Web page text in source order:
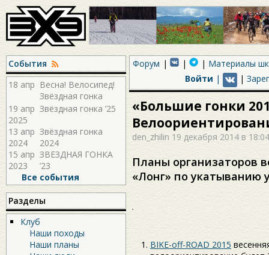
События
18 апр Весна! Велосипед!
Звёздная гонка
2026!
19 апр
2025
Звёздная гонка ’25
13 апр
2024
Звёздная гонка
2024
15 апр
2023
ЗВЕЗДНАЯ ГОНКА
’23
Все события
Разделы
Клуб
Наши походы
Наши планы
Форум
Материалы
Войти | |
«Большие гонки
den_zhilin 19 декабря 2014 в 18:04
Планы организаторов
«Лонг» по укатыванию
BIKE-off-ROAD 2015